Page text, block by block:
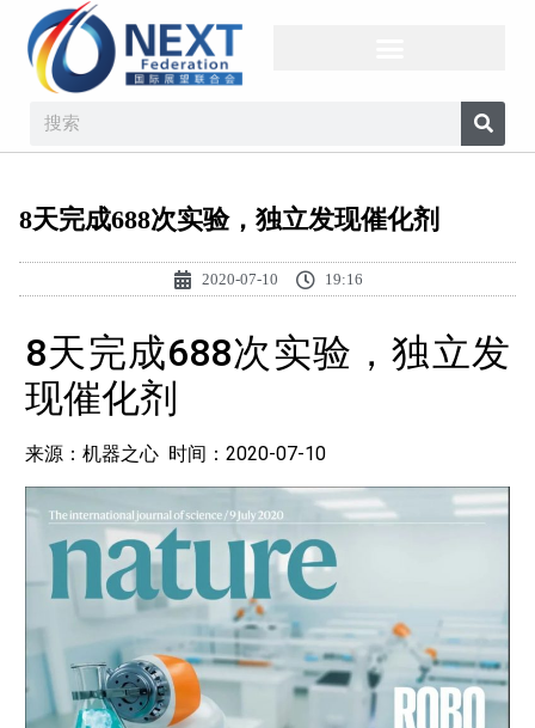
8天完成688次实验，独立发现催化剂
2020-07-10 19:16
8天完成688次实验，独立发
现催化剂
来源：机器之心 时间：2020-07-10